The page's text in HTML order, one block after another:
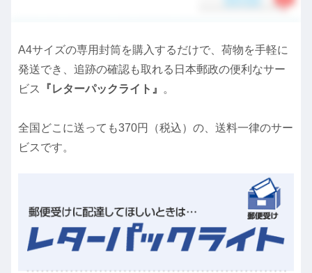
A4サイズの専用封筒を購入するだけで、荷物を手軽に
発送でき、追跡の確認も取れる日本郵政の便利なサー
ビス
『レターパックライト』 。
全国どこに送っても370円（税込）の、送料一律のサー
ビスです。